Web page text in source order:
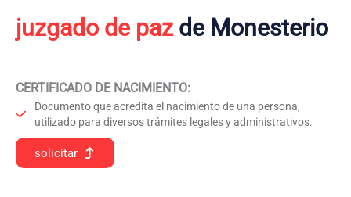
juzgado de pazde Monesterio
CERTIFICADO DE NACIMIENTO:
Documento que acredita el nacimiento de una persona,
utilizado para diversos trámites legales y administrativos.
solicitar